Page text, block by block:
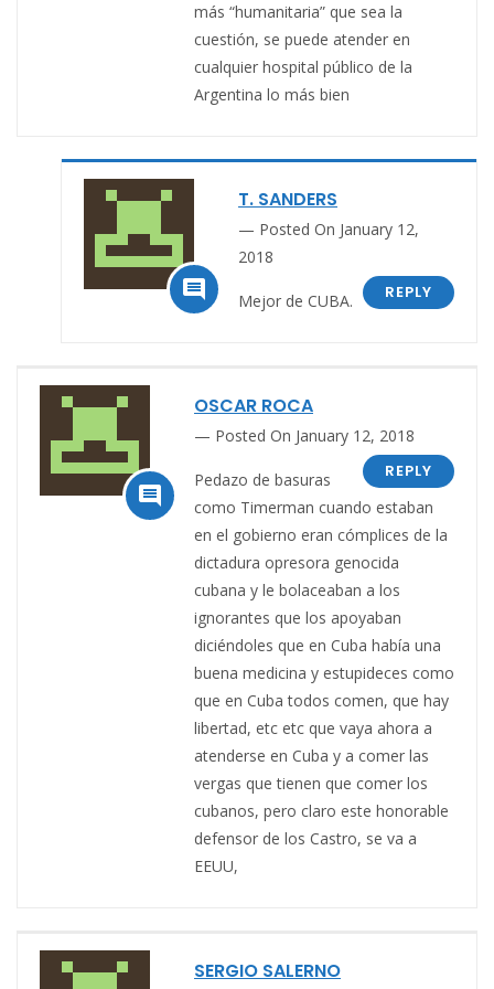
más “humanitaria” que sea la
cuestión, se puede atender en
cualquier hospital público de la
Argentina lo más bien

T. SANDERS
Posted On January 12,
2018
REPLY
Mejor de CUBA.

OSCAR ROCA
Posted On January 12, 2018
REPLY
Pedazo de basuras
como Timerman cuando estaban
en el gobierno eran cómplices de la
dictadura opresora genocida
cubana y le bolaceaban a los
ignorantes que los apoyaban
diciéndoles que en Cuba había una
buena medicina y estupideces como
que en Cuba todos comen, que hay
libertad, etc etc que vaya ahora a
atenderse en Cuba y a comer las
vergas que tienen que comer los
cubanos, pero claro este honorable
defensor de los Castro, se va a
EEUU,
SERGIO SALERNO